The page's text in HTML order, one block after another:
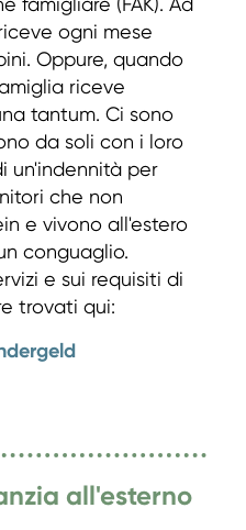
ogni mese
Oppure, quando
riceve
tantum. Ci sono
da soli con i loro
un'indennità per
che non
e vivono all'estero
conguaglio.
e sui requisiti di
trovati qui:
all'esterno